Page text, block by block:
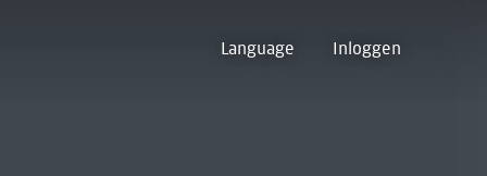
Language Inloggen